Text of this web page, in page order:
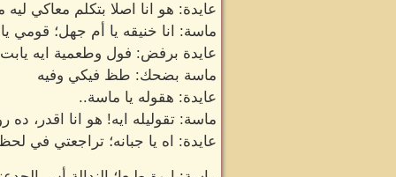
عايدة: هو انا اصلا بتكلم معاكي
ماسة: انا خنيقه يا أم جهل؛
عايدة برفض: فول وطعمية ايه
ماسة بضحك: طظ فيكي وفيه
عايدة: هقوله يا ماسة..
ماسة: تقوليله ايه! هو انا
عايدة: اه يا جبانه؛ تراجعتي في